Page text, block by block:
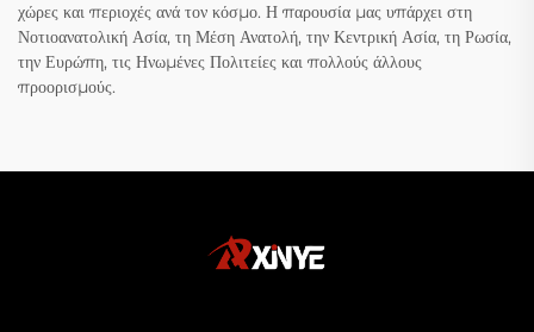
χώρες και περιοχές ανά τον κόσμο. Η παρουσία μας υπάρχει στη
Νοτιοανατολική Ασία, τη Μέση Ανατολή, την Κεντρική Ασία, τη Ρωσία,
την Ευρώπη, τις Ηνωμένες Πολιτείες και πολλούς άλλους
προορισμούς.